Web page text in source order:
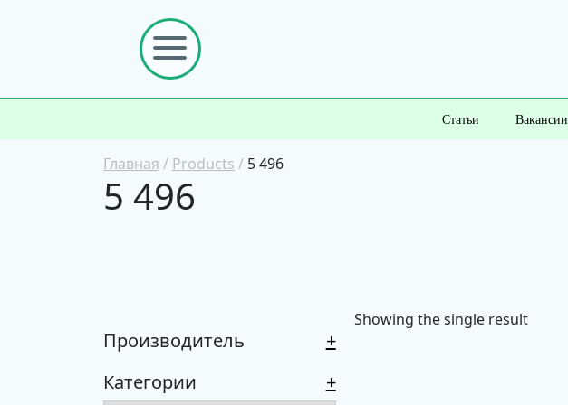
Статьи Вакансии
Главная / Products / 5 496
5 496
Производитель
+
Категории
+
Showing the single result